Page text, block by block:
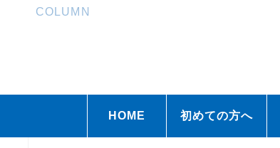
COLUMN
HOME 初めての方へ